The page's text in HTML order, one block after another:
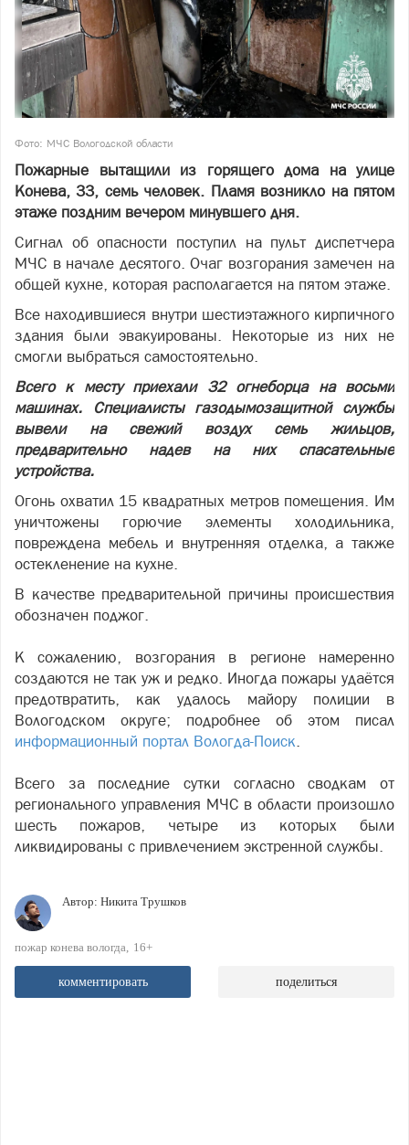
Фото: МЧС Вологодской области
Пожарные вытащили из горящего дома на улице
Конева, 33, семь человек. Пламя возникло на пятом
этаже поздним вечером минувшего дня.
Сигнал об опасности поступил на пульт диспетчера
МЧС в начале десятого. Очаг возгорания замечен на
общей кухне, которая располагается на пятом этаже.
Все находившиеся внутри шестиэтажного кирпичного
здания были эвакуированы. Некоторые из них не
смогли выбраться самостоятельно.
Всего к месту приехали 32 огнеборца на восьми
машинах. Специалисты газодымозащитной службы
вывели на свежий воздух семь жильцов,
предварительно надев на них спасательные
устройства.
Огонь охватил 15 квадратных метров помещения. Им
уничтожены горючие элементы холодильника,
повреждена мебель и внутренняя отделка, а также
остекленение на кухне.
В качестве предварительной причины происшествия
обозначен поджог.
К сожалению, возгорания в регионе намеренно
создаются не так уж и редко. Иногда пожары удаётся
предотвратить, как удалось майору полиции в
Вологодском округе; подробнее об этом писал
информационный портал Вологда-Поиск.
Всего за последние сутки согласно сводкам от
регионального управления МЧС в области произошло
шесть пожаров, четыре из которых были
ликвидированы с привлечением экстренной службы.
Автор: Никита Трушков
пожар конева вологда 16+
комментировать поделиться